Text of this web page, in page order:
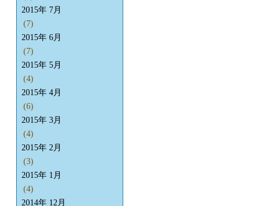
2015年 7月
(7)
2015年 6月
(7)
2015年 5月
(4)
2015年 4月
(6)
2015年 3月
(4)
2015年 2月
(3)
2015年 1月
(4)
2014年 12月